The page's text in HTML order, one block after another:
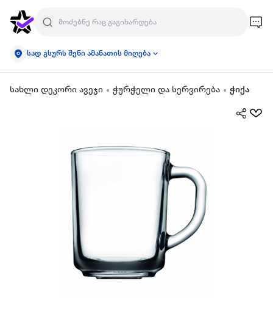
სად გსურს შენი ამანათის მიღება
სახლი დეკორი ავეჯი ჭურჭელი და სერვირება ჭიქა